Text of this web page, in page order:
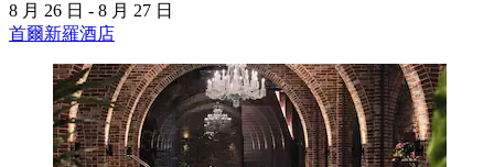
8 月 26 日 - 8 月 27 日
首爾新羅酒店